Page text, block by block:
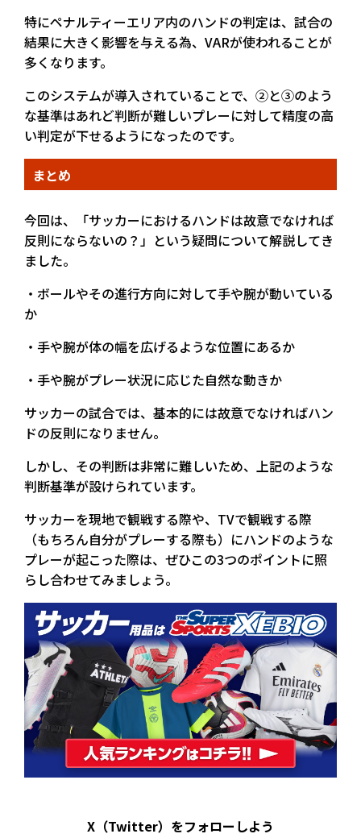
特にペナルティーエリア内のハンドの判定は、試合の
結果に大きく影響を与える為、VARが使われることが
多くなります。
このシステムが導入されていることで、②と③のよう
な基準はあれど判断が難しいプレーに対して精度の高
い判定が下せるようになったのです。
まとめ
今回は、「サッカーにおけるハンドは故意でなければ
反則にならないの？」という疑問について解説してき
ました。
・ボールやその進行方向に対して手や腕が動いている
か
・手や腕が体の幅を広げるような位置にあるか
・手や腕がプレー状況に応じた自然な動きか
サッカーの試合では、基本的には故意でなければハン
ドの反則になりません。
しかし、その判断は非常に難しいため、上記のような
判断基準が設けられています。
サッカーを現地で観戦する際や、TVで観戦する際
（もちろん自分がプレーする際も）にハンドのような
プレーが起こった際は、ぜひこの3つのポイントに照
らし合わせてみましょう。
X（Twitter）をフォローしよう